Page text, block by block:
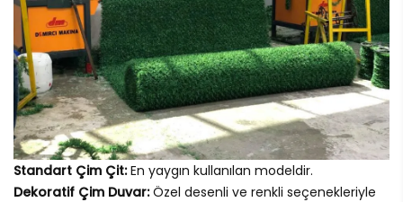
Standart Çim Çit:En yaygın kullanılan modeldir.
Dekoratif Çim Duvar:Özel desenli ve renkli seçenekleriyle